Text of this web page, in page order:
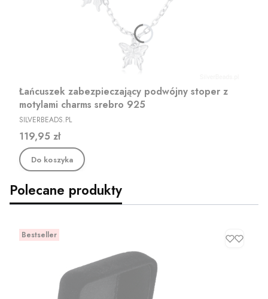
Łańcuszek zabezpieczający podwójny stoper z
motylami charms srebro 925
PRODUCENT
SILVERBEADS.PL
Cena
119,95 zł
Do koszyka
Polecane produkty
Bestseller